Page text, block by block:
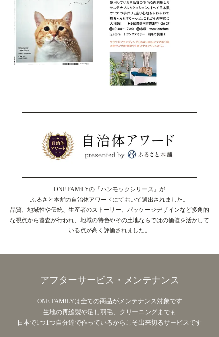
ONE FAMiLYの『ハンモックシリーズ』が
ふるさと本舗の自治体アワードにておいて選出されました。
品質、地域性や伝統、生産者のストーリー、パッケージデザインなど多角的
な視点から審査が行われ、地域の特色やその土地ならではの価値を活かして
いる点が高く評価されました。
アフターサービス・メンテナンス
ONE FAMiLYは全ての商品がメンテナンス対象です
生地の再縫製や足し羽毛、クリーニングまでも
日本で1つ1つ自分達で作っているからこそ出来切るサービスです